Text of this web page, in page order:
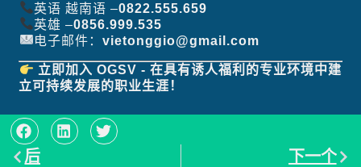
英语 越南语 –0822.555.659
英雄 –0856.999.535
电子邮件： vietonggio@gmail.com
立即加入 OGSV - 在具有诱人福利的专业环境中建
立可持续发展的职业生涯！
后 下一个